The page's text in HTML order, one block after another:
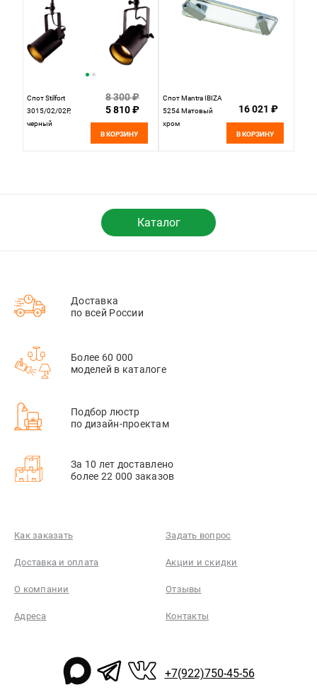
Спот Stilfort
3015/02/02P,
черный
8 300 ₽
5 810 ₽
В КОРЗИНУ
Спот Mantra IBIZA
5254 Матовый
хром
16 021 ₽
В КОРЗИНУ
Каталог
Доставка
по всей России
Более 60 000
моделей в каталоге
Подбор люстр
по дизайн-проектам
За 10 лет доставлено
более 22 000 заказов
Как заказать Задать вопрос
Доставка и оплата Акции и скидки
О компании Отзывы
Адреса Контакты
+7(922)750-45-56